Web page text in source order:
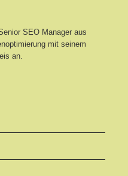
SEO Manager aus
mit seinem
an.